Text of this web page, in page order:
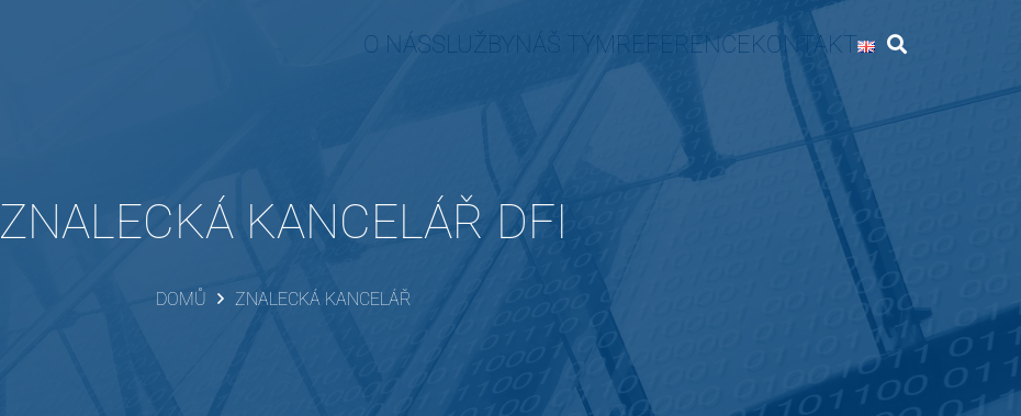
O NÁSSLUŽBYNÁŠ TÝMREFERENCEKONTAKT
ZNALECKÁ KANCELÁŘ DFI
DOMŮ ZNALECKÁ KANCELÁŘ